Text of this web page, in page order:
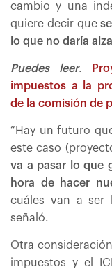
cambio y una
quiere decir que
lo que no daría
Puedes leer.
impuestos a la
de la comisión de
“Hay un futuro
este caso
va a pasar lo que
hora de hacer
cuáles van a ser
señaló.
Otra
impuestos y el